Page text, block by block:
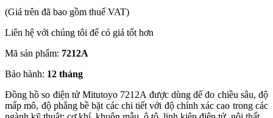
(Giá trên đã bao gồm thuế VAT)
Liên hệ với chúng tôi để có giá tốt hơn
Mã sản phẩm: 7212A
Bảo hành: 12 tháng
Đồng hồ so điện tử Mitutoyo 7212A được dùng để đo chiều sâu, độ
mấp mô, độ phẳng bề bặt các chi tiết với độ chính xác cao trong các